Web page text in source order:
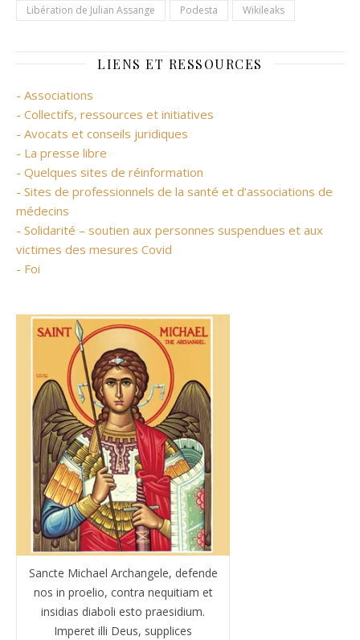
Libération de Julian Assange
Podesta Wikileaks
LIENS ET RESSOURCES
- Associations
- Collectifs, ressources et initiatives
- Avocats et conseils juridiques
- La presse libre
- Quelques sites de réinformation
- Sites de professionnels de la santé et d’associations de
médecins
- Solidarité – soutien aux personnes suspendues et aux
victimes des mesures Covid
- Foi
Sancte Michael Archangele, defende
nos in proelio, contra nequitiam et
insidias diaboli esto praesidium.
Imperet illi Deus, supplices